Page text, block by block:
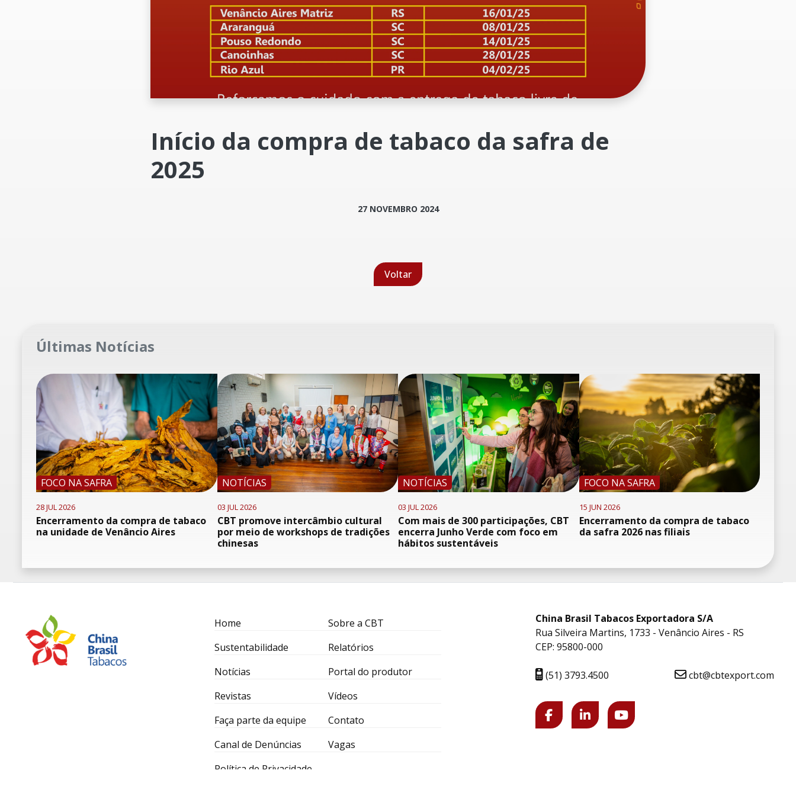
Início da compra de tabaco da safra de
2025
27 NOVEMBRO 2024
Voltar
Últimas Notícias
FOCO NA SAFRA
28 JUL 2026
Encerramento da compra de tabaco
na unidade de Venâncio Aires
NOTÍCIAS
03 JUL 2026
CBT promove intercâmbio cultural
por meio de workshops de tradições
chinesas
NOTÍCIAS
03 JUL 2026
Com mais de 300 participações, CBT
encerra Junho Verde com foco em
hábitos sustentáveis
FOCO NA SAFRA
15 JUN 2026
Encerramento da compra de tabaco
da safra 2026 nas filiais
Home
Sobre a CBT
Sustentabilidade
Relatórios
Notícias
Portal do produtor
Revistas
Vídeos
Faça parte da equipe
Contato
Canal de Denúncias
Vagas
Política de Privacidade
China Brasil Tabacos Exportadora S/A
Rua Silveira Martins, 1733 - Venâncio Aires - RS
CEP: 95800-000
(51) 3793.4500 cbt@cbtexport.com